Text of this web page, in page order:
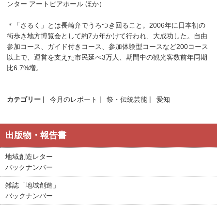
ンター アートピアホール ほか）
＊「さるく」とは長崎弁でうろつき回ること。2006年に日本初の
街歩き地方博覧会として約7カ年かけて行われ、大成功した。自由
参加コース、ガイド付きコース、参加体験型コースなど200コース
以上で、運営を支えた市民延べ3万人、期間中の観光客数前年同期
比6.7%増。
カテゴリー 今月のレポート 祭・伝統芸能 愛知
出版物・報告書
地域創造レター
バックナンバー
雑誌「地域創造」
バックナンバー